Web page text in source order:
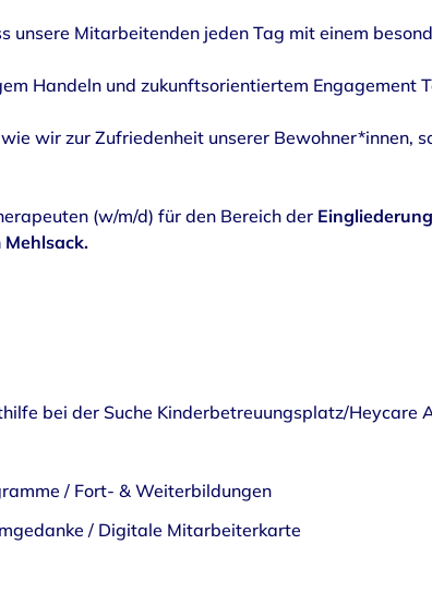
unsere Mitarbeitenden jeden Tag mit einem
Handeln und zukunftsorientiertem Engagement
wir zur Zufriedenheit unserer Bewohner*innen,
(w/m/d) für den Bereich der
bei der Suche Kinderbetreuungsplatz/Heycare
/ Fort- & Weiterbildungen
/ Digitale Mitarbeiterkarte